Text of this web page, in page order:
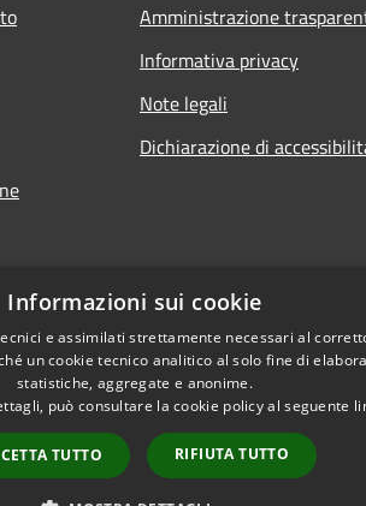
Amministrazione
Informativa privacy
Note legali
Dichiarazione di
Copyright © 2026
Informazioni sui cookie
e assimilati strettamente necessari al
un cookie tecnico analitico al solo fine di
statistiche, aggregate e anonime.
può consultare la cookie policy al seguente
TUTTO RIFIUTA TUTTO